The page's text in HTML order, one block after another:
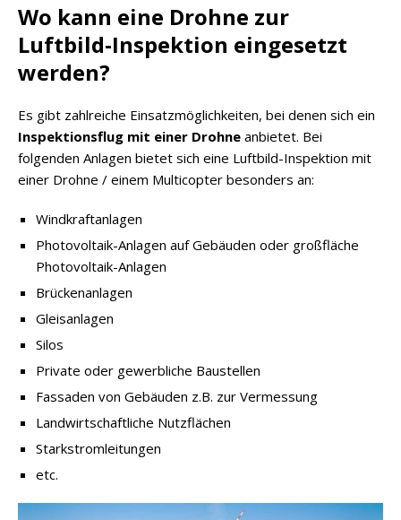
Wo kann eine Drohne zur
Luftbild-Inspektion eingesetzt
werden?
Es gibt zahlreiche Einsatzmöglichkeiten, bei denen sich ein
Inspektionsflug mit einer Drohne anbietet. Bei
folgenden Anlagen bietet sich eine Luftbild-Inspektion mit
einer Drohne / einem Multicopter besonders an:
Windkraftanlagen
Photovoltaik-Anlagen auf Gebäuden oder großfläche
Photovoltaik-Anlagen
Brückenanlagen
Gleisanlagen
Silos
Private oder gewerbliche Baustellen
Fassaden von Gebäuden z.B. zur Vermessung
Landwirtschaftliche Nutzflächen
Starkstromleitungen
etc.